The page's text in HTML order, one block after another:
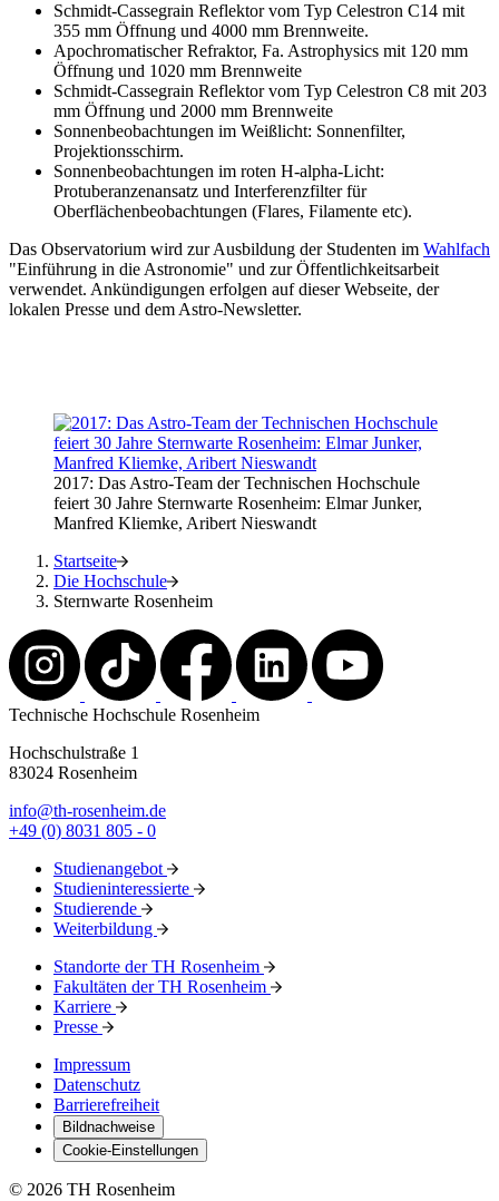
Schmidt-Cassegrain Reflektor vom Typ Celestron C14 mit
355 mm Öffnung und 4000 mm Brennweite.
Apochromatischer Refraktor, Fa. Astrophysics mit 120 mm
Öffnung und 1020 mm Brennweite
Schmidt-Cassegrain Reflektor vom Typ Celestron C8 mit 203
mm Öffnung und 2000 mm Brennweite
Sonnenbeobachtungen im Weißlicht: Sonnenfilter,
Projektionsschirm.
Sonnenbeobachtungen im roten H-alpha-Licht:
Protuberanzenansatz und Interferenzfilter für
Oberflächenbeobachtungen (Flares, Filamente etc).
Das Observatorium wird zur Ausbildung der Studenten im Wahlfach
"Einführung in die Astronomie" und zur Öffentlichkeitsarbeit
verwendet. Ankündigungen erfolgen auf dieser Webseite, der
lokalen Presse und dem Astro-Newsletter.
2017: Das Astro-Team der Technischen Hochschule
feiert 30 Jahre Sternwarte Rosenheim: Elmar Junker,
Manfred Kliemke, Aribert Nieswandt
Startseite
Die Hochschule
Sternwarte Rosenheim
Technische Hochschule Rosenheim
Hochschulstraße 1
83024 Rosenheim
info@th-rosenheim.de
+49 (0) 8031 805 - 0
Studienangebot
Studieninteressierte
Studierende
Weiterbildung
Standorte der TH Rosenheim
Fakultäten der TH Rosenheim
Karriere
Presse
Impressum
Datenschutz
Barrierefreiheit
Bildnachweise
Cookie-Einstellungen
© 2026 TH Rosenheim